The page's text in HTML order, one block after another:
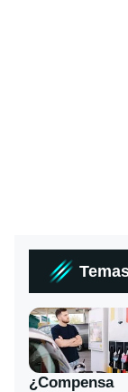
¿Compensa